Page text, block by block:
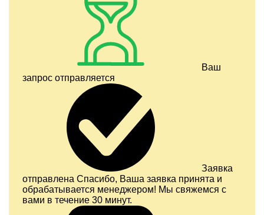
Ваш
запрос отправляется
Заявка
отправлена Спасибо, Ваша заявка принята и
обрабатывается менеджером! Мы свяжемся с
вами в течение 30 минут.